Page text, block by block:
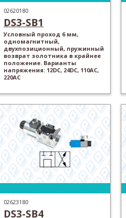
02620180
DS3-SB1
Условный проход 6 мм,
одномагнитный,
двухпозиционный, пружинный
возврат золотника в крайнее
положение. Варианты
напряжения: 12DC, 24DC, 110AC,
220AC
02623180
DS3-SB4